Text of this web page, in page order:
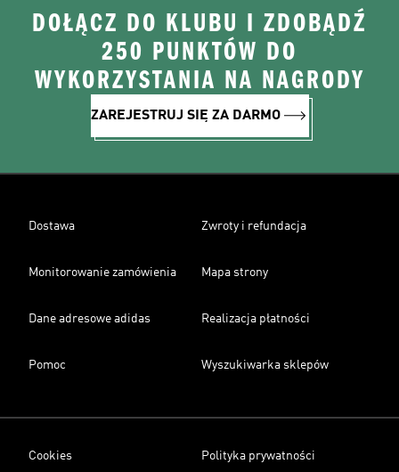
DOŁĄCZ DO KLUBU I ZDOBĄDŹ
250 PUNKTÓW DO
WYKORZYSTANIA NA NAGRODY
ZAREJESTRUJ SIĘ ZA DARMO
Dostawa Zwroty i refundacja
Monitorowanie zamówienia Mapa strony
Dane adresowe adidas Realizacja płatności
Pomoc Wyszukiwarka sklepów
Cookies Polityka prywatności